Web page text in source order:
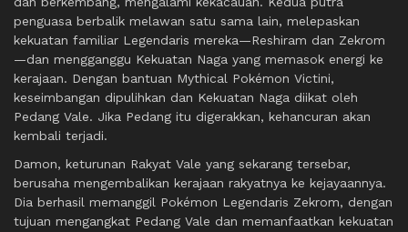
penguasa berbalik melawan satu sama lain, melepaskan
kekuatan familiar Legendaris mereka—Reshiram dan Zekrom
—dan mengganggu Kekuatan Naga yang memasok energi ke
kerajaan. Dengan bantuan Mythical Pokémon Victini,
keseimbangan dipulihkan dan Kekuatan Naga diikat oleh
Pedang Vale. Jika Pedang itu digerakkan, kehancuran akan
kembali terjadi.
Damon, keturunan Rakyat Vale yang sekarang tersebar,
berusaha mengembalikan kerajaan rakyatnya ke kejayaannya.
Dia berhasil memanggil Pokémon Legendaris Zekrom, dengan
tujuan mengangkat Pedang Vale dan memanfaatkan kekuatan